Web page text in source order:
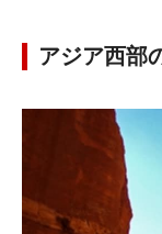
アジア西部